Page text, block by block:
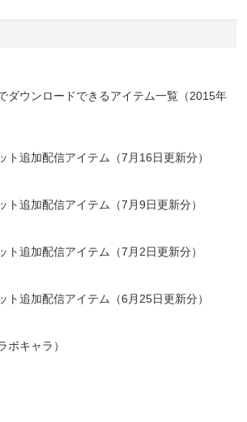
ダウンロードできるアイテム一覧（2015年
ト追加配信アイテム（7月16日更新分）
ト追加配信アイテム（7月9日更新分）
ト追加配信アイテム（7月2日更新分）
ト追加配信アイテム（6月25日更新分）
ボキャラ）